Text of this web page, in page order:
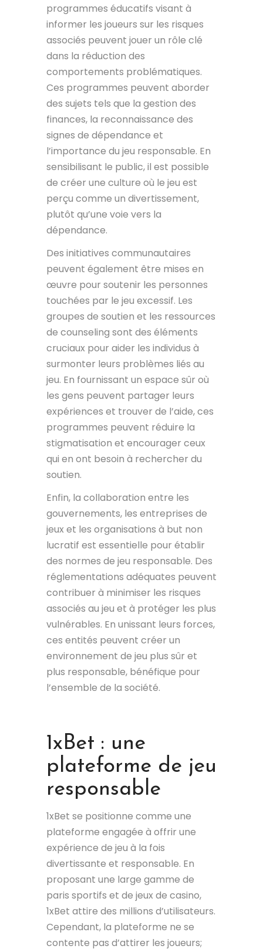
programmes éducatifs visant à
informer les joueurs sur les risques
associés peuvent jouer un rôle clé
dans la réduction des
comportements problématiques.
Ces programmes peuvent aborder
des sujets tels que la gestion des
finances, la reconnaissance des
signes de dépendance et
l’importance du jeu responsable. En
sensibilisant le public, il est possible
de créer une culture où le jeu est
perçu comme un divertissement,
plutôt qu’une voie vers la
dépendance.
Des initiatives communautaires
peuvent également être mises en
œuvre pour soutenir les personnes
touchées par le jeu excessif. Les
groupes de soutien et les ressources
de counseling sont des éléments
cruciaux pour aider les individus à
surmonter leurs problèmes liés au
jeu. En fournissant un espace sûr où
les gens peuvent partager leurs
expériences et trouver de l’aide, ces
programmes peuvent réduire la
stigmatisation et encourager ceux
qui en ont besoin à rechercher du
soutien.
Enfin, la collaboration entre les
gouvernements, les entreprises de
jeux et les organisations à but non
lucratif est essentielle pour établir
des normes de jeu responsable. Des
réglementations adéquates peuvent
contribuer à minimiser les risques
associés au jeu et à protéger les plus
vulnérables. En unissant leurs forces,
ces entités peuvent créer un
environnement de jeu plus sûr et
plus responsable, bénéfique pour
l’ensemble de la société.
1xBet : une
plateforme de jeu
responsable
1xBet se positionne comme une
plateforme engagée à offrir une
expérience de jeu à la fois
divertissante et responsable. En
proposant une large gamme de
paris sportifs et de jeux de casino,
1xBet attire des millions d’utilisateurs.
Cependant, la plateforme ne se
contente pas d’attirer les joueurs;